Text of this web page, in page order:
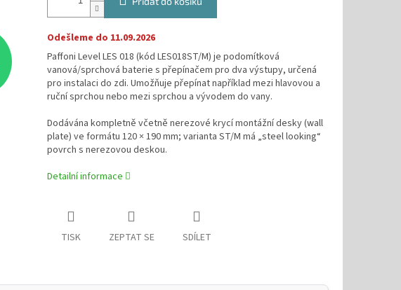
Odešleme do 11.09.2026
Paffoni Level LES 018 (kód LES018ST/M) je podomítková
vanová/sprchová baterie s přepínačem pro dva výstupy, určená
pro instalaci do zdi. Umožňuje přepínat například mezi hlavovou a
ruční sprchou nebo mezi sprchou a vývodem do vany.
Dodávána kompletně včetně nerezové krycí montážní desky (wall
plate) ve formátu 120 × 190 mm; varianta ST/M má „steel looking“
povrch s nerezovou deskou.
Detailní informace
TISK ZEPTAT SE SDÍLET